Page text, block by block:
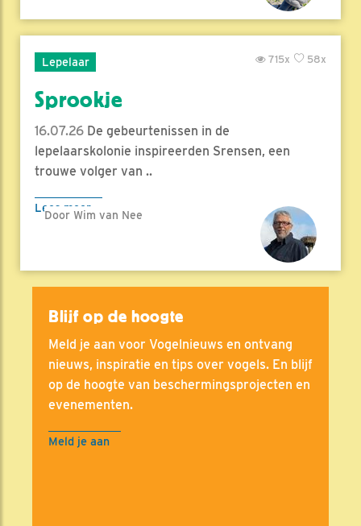
Lepelaar 58x
715x
Sprookje
16.07.26 De gebeurtenissen in de
lepelaarskolonie inspireerden Srensen, een
trouwe volger van ..
Lees meer
Door Wim van Nee
Blijf op de hoogte
Meld je aan voor Vogelnieuws en ontvang
nieuws, inspiratie en tips over vogels. En blijf
op de hoogte van beschermingsprojecten en
evenementen.
Meld je aan